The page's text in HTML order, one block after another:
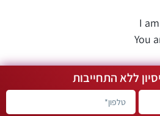
I
You
ללא התחייבות